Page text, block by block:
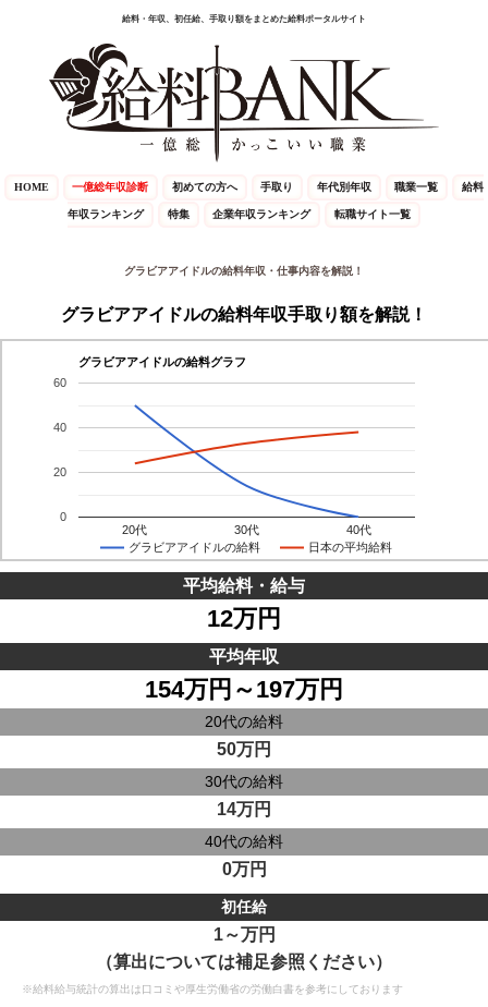
給料・年収、初任給、手取り額をまとめた給料ポータルサイト
HOME 一億総年収診断 初めての方へ 手取り 年代別年収 職業一覧 給料
年収ランキング 特集 企業年収ランキング 転職サイト一覧
グラビアアイドルの給料年収・仕事内容を解説！
グラビアアイドルの給料年収手取り額を解説！
グラビアアイドルの給料グラフ
グラビアアイドルの給料 日本の平均給料
20代 30代 40代
0
20
40
60
平均給料・給与
12万円
平均年収
154万円～197万円
20代の給料
50万円
30代の給料
14万円
40代の給料
0万円
初任給
1～万円
（算出については補足参照ください）
※給料給与統計の算出は口コミや厚生労働省の労働白書を参考にしております